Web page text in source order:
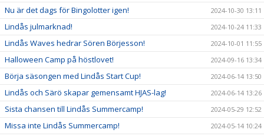
Nu är det dags för Bingolotter igen! 2024-10-30 13:11
Lindås julmarknad! 2024-10-24 11:33
Lindås Waves hedrar Sören Börjesson! 2024-10-01 11:55
Halloween Camp på höstlovet! 2024-09-16 13:34
Börja säsongen med Lindås Start Cup! 2024-06-14 13:50
Lindås och Särö skapar gemensamt HJAS-lag! 2024-06-14 13:26
Sista chansen till Lindås Summercamp! 2024-05-29 12:52
Missa inte Lindås Summercamp! 2024-05-14 10:24